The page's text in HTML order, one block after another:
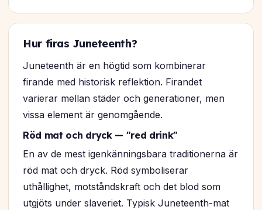
Hur firas Juneteenth?
Juneteenth är en högtid som kombinerar
firande med historisk reflektion. Firandet
varierar mellan städer och generationer, men
vissa element är genomgående.
Röd mat och dryck — "red drink"
En av de mest igenkänningsbara traditionerna är
röd mat och dryck. Röd symboliserar
uthållighet, motståndskraft och det blod som
utgjöts under slaveriet. Typisk Juneteenth-mat